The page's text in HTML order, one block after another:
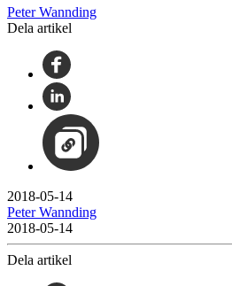
Peter Wannding
Dela artikel
2018-05-14
Peter Wannding
2018-05-14
Dela artikel